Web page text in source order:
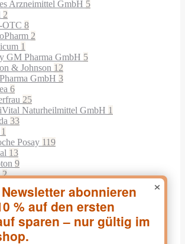
Arzneimittel GmbH 5
2
OTC 8
2
1
GM Pharma GmbH 5
& Johnson 12
GmbH 3
6
25
Naturheilmittel GmbH 1
33
1
Posay 119
13
9
2
11
Widmer77
4
Doskar
×